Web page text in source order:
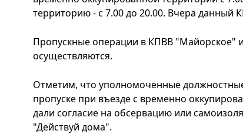
территорию - с 7.00 до 20.00. Вчера данный
Пропускные операции в КПВВ "Майорское"
осуществляются.
Отметим, что уполномоченные
пропуске при въезде с временно
дали согласие на обсервацию или
"Действуй дома".